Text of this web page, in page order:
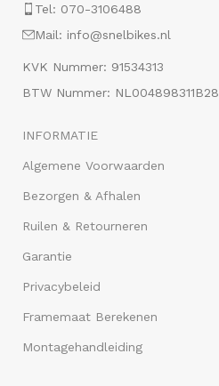
Tel: 070-3106488
Mail: info@snelbikes.nl
KVK Nummer: 91534313
BTW Nummer: NL004898311B28
INFORMATIE
Algemene Voorwaarden
Bezorgen & Afhalen
Ruilen & Retourneren
Garantie
Privacybeleid
Framemaat Berekenen
Montagehandleiding